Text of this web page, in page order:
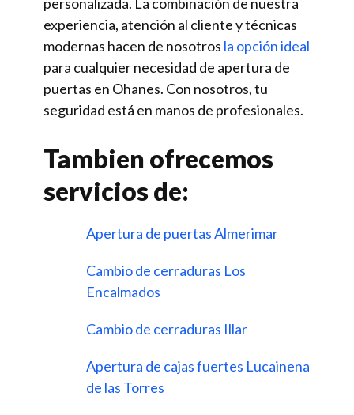
experiencia, atención al cliente y técnicas
modernas hacen de nosotros la opción ideal
para cualquier necesidad de apertura de
puertas en Ohanes. Con nosotros, tu
seguridad está en manos de profesionales.
Tambien ofrecemos
servicios de:
Apertura de puertas Almerimar
Cambio de cerraduras Los
Encalmados
Cambio de cerraduras Illar
Apertura de cajas fuertes Lucainena
de las Torres